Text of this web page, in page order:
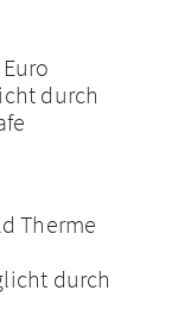
durch
Therme
durch